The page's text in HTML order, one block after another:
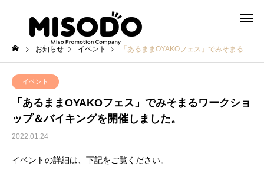
お知らせ イベント 「あるままOYAKOフェス」でみそまるワークショップ＆バイキングを開催しました。
イベント
「あるままOYAKOフェス」でみそまるワークショ
ップ＆バイキングを開催しました。
2022.01.24
イベントの詳細は、下記をご覧ください。